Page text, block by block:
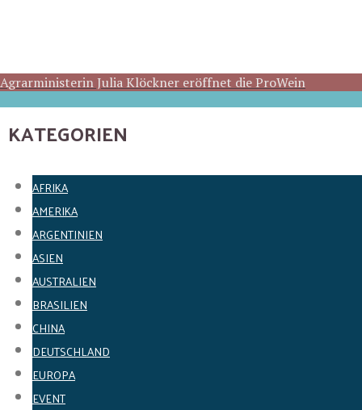
Agrarministerin Julia Klöckner eröffnet die ProWein
KATEGORIEN
AFRIKA
AMERIKA
ARGENTINIEN
ASIEN
AUSTRALIEN
BRASILIEN
CHINA
DEUTSCHLAND
EUROPA
EVENT